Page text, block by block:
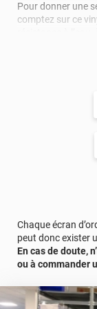
Pour donner une
comptez sur ce
Grâce à son
imperfections.
: 10
Afin de vous
véritable, nous
Chaque écran
peut donc exister
En cas de doute,
ou à commander